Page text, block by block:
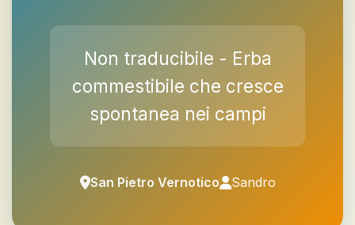
Non traducibile - Erba
commestibile che cresce
spontanea nei campi
San Pietro Vernotico Sandro